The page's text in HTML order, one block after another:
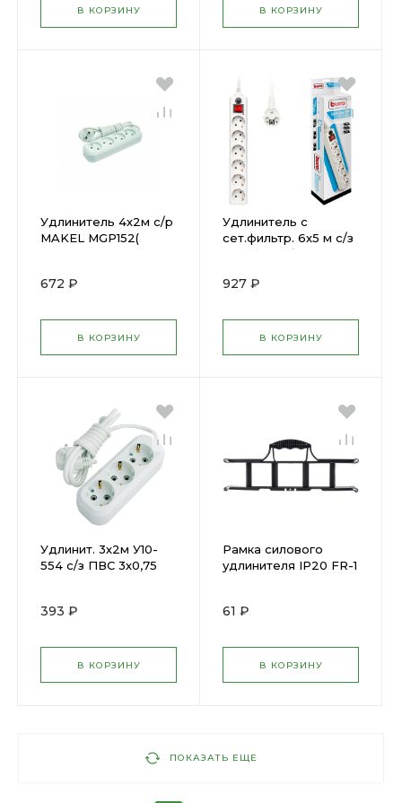
В КОРЗИНУ В КОРЗИНУ
Удлинитель 4х2м с/р
MAKEL MGP152(
672 ₽
В КОРЗИНУ
Удлинитель с
сет.фильтр. 6х5 м с/з
10А BURO белый
39462 )
927 ₽
В КОРЗИНУ
Удлинит. 3х2м У10-
554 с/з ПВС 3х0,75
393 ₽
В КОРЗИНУ
Рамка силового
удлинителя IP20 FR-1
61 ₽
В КОРЗИНУ
ПОКАЗАТЬ ЕЩЕ